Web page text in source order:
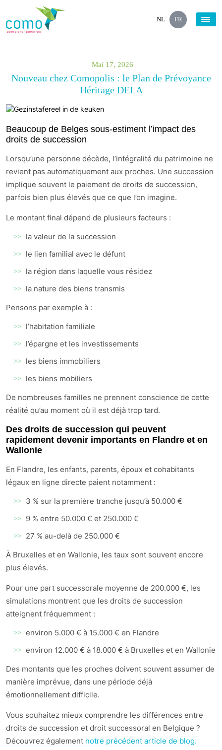
NL FR
Mai 17, 2026
Nouveau chez Comopolis : le Plan de Prévoyance
Héritage DELA
Beaucoup de Belges sous-estiment l’impact des
droits de succession
Lorsqu’une personne décède, l’intégralité du patrimoine ne
revient pas automatiquement aux proches. Une succession
implique souvent le paiement de droits de succession,
parfois bien plus élevés que ce que l’on imagine.
Le montant final dépend de plusieurs facteurs :
la valeur de la succession
le lien familial avec le défunt
la région dans laquelle vous résidez
la nature des biens transmis
Pensons par exemple à :
l’habitation familiale
l’épargne et les investissements
les biens immobiliers
les biens mobiliers
De nombreuses familles ne prennent conscience de cette
réalité qu’au moment où il est déjà trop tard.
Des droits de succession qui peuvent
rapidement devenir importants en Flandre et en
Wallonie
En Flandre, les enfants, parents, époux et cohabitants
légaux en ligne directe paient notamment :
3 % sur la première tranche jusqu’à 50.000 €
9 % entre 50.000 € et 250.000 €
27 % au-delà de 250.000 €
À Bruxelles et en Wallonie, les taux sont souvent encore
plus élevés.
Pour une part successorale moyenne de 200.000 €, les
simulations montrent que les droits de succession
atteignent fréquemment :
environ 5.000 € à 15.000 € en Flandre
environ 12.000 € à 18.000 € à Bruxelles et en Wallonie
Des montants que les proches doivent souvent assumer de
manière imprévue, dans une période déjà
émotionnellement difficile.
Vous souhaitez mieux comprendre les différences entre
droits de succession et droit successoral en Belgique ?
Découvrez également notre précédent article de blog.